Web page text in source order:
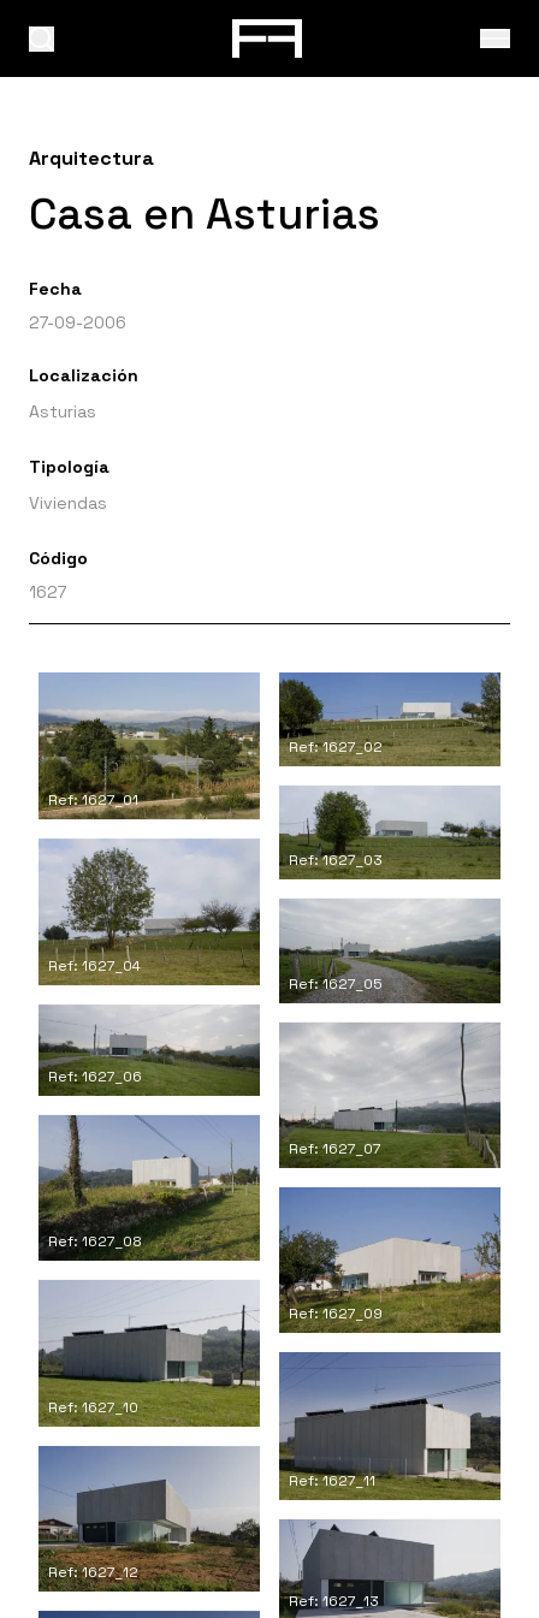
Arquitectura
Casa en Asturias
Fecha
27-09-2006
Localización
Asturias
Tipología
Viviendas
Código
1627
Ref: 1627_01
Ref: 1627_02
Ref: 1627_03
Ref: 1627_04
Ref: 1627_05
Ref: 1627_06
Ref: 1627_07
Ref: 1627_08
Ref: 1627_09
Ref: 1627_10
Ref: 1627_11
Ref: 1627_12
Ref: 1627_13